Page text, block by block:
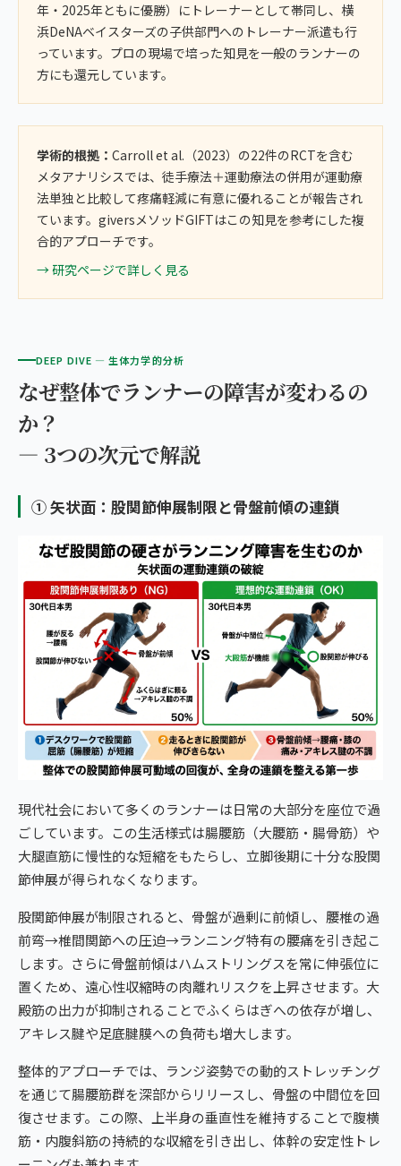
年・2025年ともに優勝）にトレーナーとして帯同し、横
浜DeNAベイスターズの子供部門へのトレーナー派遣も行
っています。プロの現場で培った知見を一般のランナーの
方にも還元しています。
学術的根拠： Carroll et al.（2023）の22件のRCTを含む
メタアナリシスでは、徒手療法＋運動療法の併用が運動療
法単独と比較して疼痛軽減に有意に優れることが報告され
ています。giversメソッドGIFTはこの知見を参考にした複
合的アプローチです。
→ 研究ページで詳しく見る
DEEP DIVE — 生体力学的分析
なぜ整体でランナーの障害が変わるの
か？
— 3つの次元で解説
① 矢状面：股関節伸展制限と骨盤前傾の連鎖
現代社会において多くのランナーは日常の大部分を座位で過
ごしています。この生活様式は腸腰筋（大腰筋・腸骨筋）や
大腿直筋に慢性的な短縮をもたらし、立脚後期に十分な股関
節伸展が得られなくなります。
股関節伸展が制限されると、骨盤が過剰に前傾し、腰椎の過
前弯→椎間関節への圧迫→ランニング特有の腰痛を引き起こ
します。さらに骨盤前傾はハムストリングスを常に伸張位に
置くため、遠心性収縮時の肉離れリスクを上昇させます。大
殿筋の出力が抑制されることでふくらはぎへの依存が増し、
アキレス腱や足底腱膜への負荷も増大します。
整体的アプローチでは、ランジ姿勢での動的ストレッチング
を通じて腸腰筋群を深部からリリースし、骨盤の中間位を回
復させます。この際、上半身の垂直性を維持することで腹横
筋・内腹斜筋の持続的な収縮を引き出し、体幹の安定性トレ